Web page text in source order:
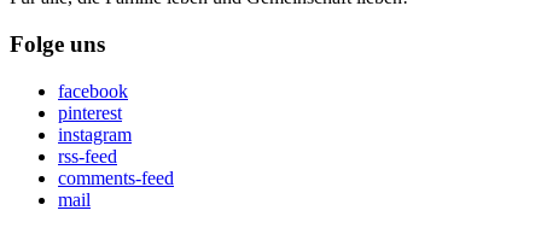
Folge uns
facebook
pinterest
instagram
rss-feed
comments-feed
mail